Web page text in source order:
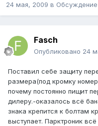
24 мая, 2009 в Обсуждение
Fasch
Опубликовано 24
Поставил себе защиту
размера(под кромку
почему постоянно пищит
дилеру.-оказалось всё
знака крепится к болтам
выступает. Парктроник